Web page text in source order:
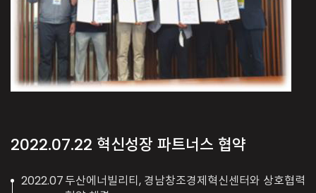
2022.07.22 혁신성장 파트너스 협약
2022.07두산에너빌리티, 경남창조경제혁신센터와 상호협력